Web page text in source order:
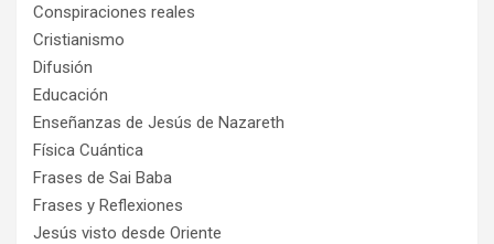
Conspiraciones reales
Cristianismo
Difusión
Educación
Enseñanzas de Jesús de Nazareth
Física Cuántica
Frases de Sai Baba
Frases y Reflexiones
Jesús visto desde Oriente